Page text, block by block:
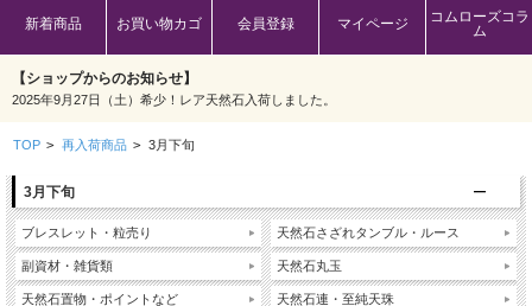
新着商品 お買い物カゴ 会員登録 マイページ
コムローズコラ
ム
【ショップからのお知らせ】
2025年9月27日（土）希少！レア天然石入荷しました。
TOP > 再入荷商品 > 3月下旬
3月下旬
ブレスレット・粒売り
副資材・雑貨類
天然石置物・ポイントなど
天然石さざれタンブル・ルース
天然石丸玉
天然石連・至純天珠